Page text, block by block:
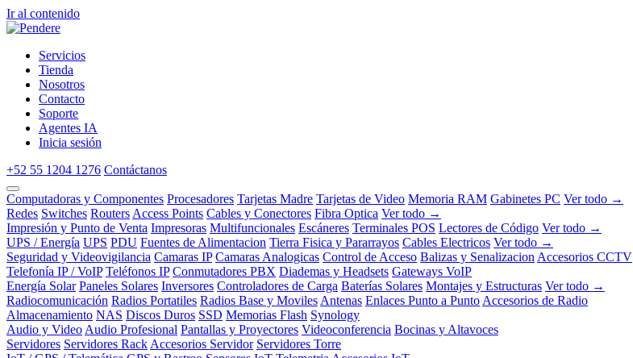
Ir al contenido
Servicios
Tienda
Nosotros
Contacto
Soporte
Agentes IA
Inicia sesión
+52 55 1204 1276 Contáctanos
Computadoras y Componentes Procesadores Tarjetas Madre Tarjetas de Video Memoria RAM Gabinetes PC Ver todo →
Redes Switches Routers Access Points Cables y Conectores Fibra Optica Ver todo →
Impresión y Punto de Venta Impresoras Multifuncionales Escáneres Terminales POS Lectores de Código Ver todo →
UPS / Energía UPS PDU Fuentes de Alimentacion Tierra Fisica y Pararrayos Cables Electricos Ver todo →
Seguridad y Videovigilancia Camaras IP Camaras Analogicas Control de Acceso Balizas y Senalizacion Accesorios CCTV
Telefonía IP / VoIP Teléfonos IP Conmutadores PBX Diademas y Headsets Gateways VoIP
Energía Solar Paneles Solares Inversores Controladores de Carga Baterías Solares Montajes y Estructuras Ver todo →
Radiocomunicación Radios Portatiles Radios Base y Moviles Antenas Enlaces Punto a Punto Accesorios de Radio
Almacenamiento NAS Discos Duros SSD Memorias Flash Synology
Audio y Video Audio Profesional Pantallas y Proyectores Videoconferencia Bocinas y Altavoces
Servidores Servidores Rack Accesorios Servidor Servidores Torre